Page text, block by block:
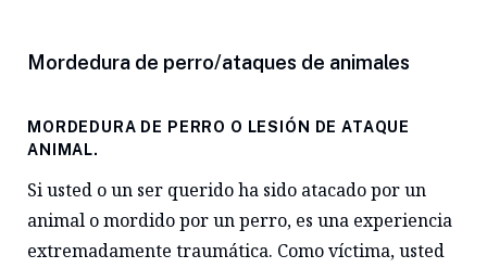
Mordedura de perro/ataques de animales
MORDEDURA DE PERRO O LESIÓN DE ATAQUE
ANIMAL.
Si usted o un ser querido ha sido atacado por un
animal o mordido por un perro, es una experiencia
extremadamente traumática. Como víctima, usted